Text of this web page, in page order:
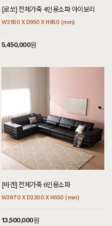
객님 설치후기입니다
객님 설치후기입니다
소파테이블]
객님 설치후기입니다
장식장]
고객님 설치후기입니다
수납장]
객님 설치후기입니다
객님 설치후기입니다
객님 설치후기입니다
[로쏘] 전체가죽 4인용소파 아이보리
W2950 X D950 X H850 (mm)
5,450,000원
[바겐] 전체가죽 6인용소파
W3970 X D2300 X H650 (mm)
13,500,000원